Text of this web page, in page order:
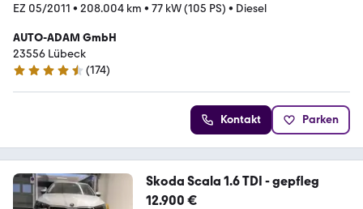
EZ 05/2011 • 208.004 km • 77 kW (105 PS) • Diesel
AUTO-ADAM GmbH
23556 Lübeck
4.6 Sterne
(174)
Kontakt Parken
Skoda Scala 1.6 TDI - gepfleg
12.900 €